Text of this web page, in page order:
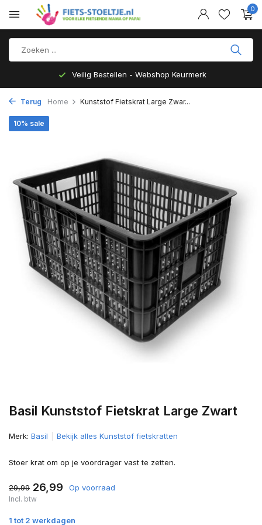
0
Veilig Bestellen - Webshop Keurmerk
Terug Home Kunststof Fietskrat Large Zwar...
Basil Kunststof Fietskrat Large Zwart
10% sale
Merk: Basil Bekijk alles Kunststof fietskratten
Stoer krat om op je voordrager vast te zetten.
29,99 26,99 Op voorraad
Incl. btw
1 tot 2 werkdagen